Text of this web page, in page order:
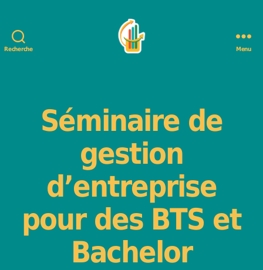
Recherche
gestion
d'entreprise
Menu
Séminaire de
gestion
d’entreprise
pour des BTS et
Bachelor